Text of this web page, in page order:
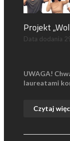
Projekt
Data dodania
UWAGA!
laureatami
Czytaj